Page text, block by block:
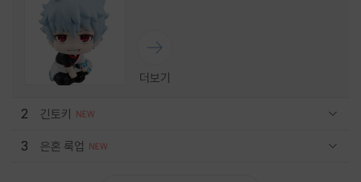
더보기
2 긴토키
3 은혼 룩업